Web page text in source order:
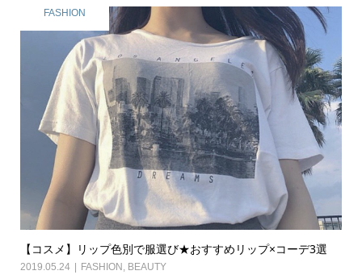
FASHION
【コスメ】リップ色別で服選び★おすすめリップ×コーデ3選
2019.05.24 FASHION BEAUTY